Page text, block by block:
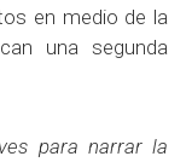
en medio de la
una segunda
para narrar la